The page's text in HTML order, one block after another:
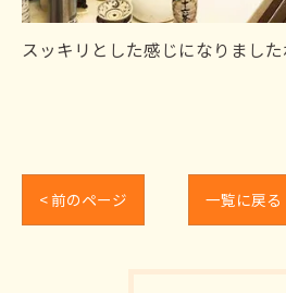
スッキリとした感じになりました
< 前のページ 一覧に戻る